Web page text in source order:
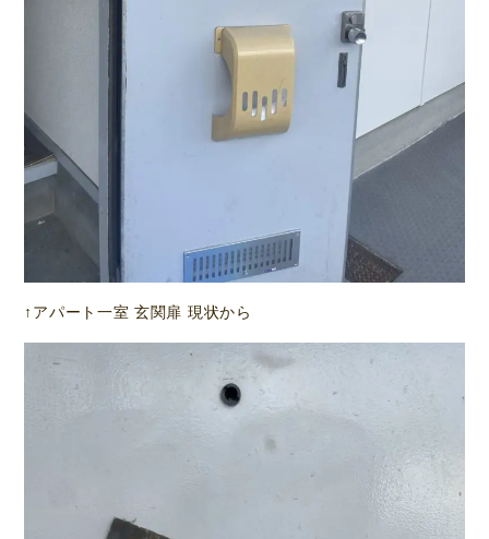
↑アパート一室 玄関扉 現状から